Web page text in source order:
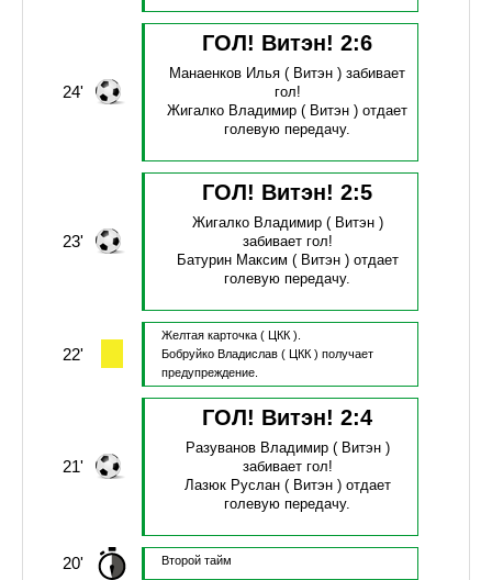
24'
ГОЛ! Витэн!2:6
Манаенков Илья ( Витэн )забивает
гол!
Жигалко Владимир ( Витэн )отдает
голевую передачу.
23'
ГОЛ! Витэн!2:5
Жигалко Владимир( Витэн )
забивает гол!
Батурин Максим ( Витэн ) отдает
голевую передачу.
22'
Желтая карточка ( ЦКК ).
Бобруйко Владислав( ЦКК ) получает
предупреждение.
21'
ГОЛ! Витэн!2:4
Разуванов Владимир( Витэн )
забивает гол!
Лазюк Руслан( Витэн ) отдает
голевую передачу.
20' Второй тайм